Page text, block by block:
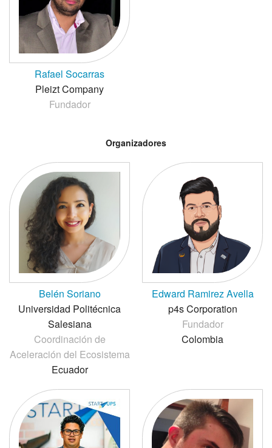
Rafael Socarras
Pleizt Company
Fundador
Organizadores
Belén Soriano
Universidad Politécnica
Salesiana
Coordinación de
Aceleración del Ecosistema
Ecuador
Edward Ramirez Avella
p4s Corporation
Fundador
Colombia